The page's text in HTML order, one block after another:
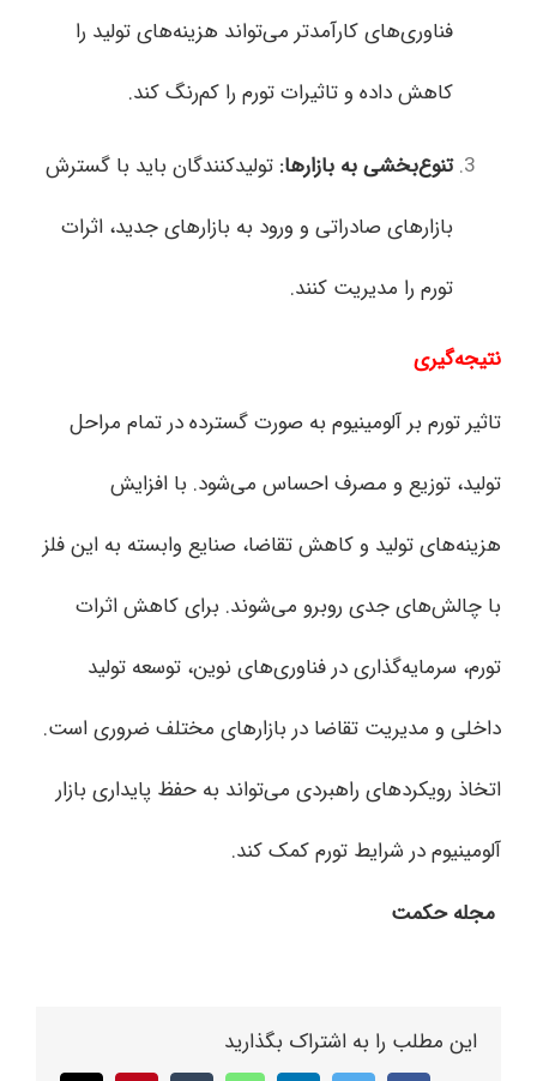
فناوری‌های کارآمدتر می‌تواند هزینه‌های تولید را
کاهش داده و تاثیرات تورم را کم‌رنگ کند.
تنوع‌بخشی به بازارها: تولیدکنندگان باید با گسترش
بازارهای صادراتی و ورود به بازارهای جدید، اثرات
تورم را مدیریت کنند.
نتیجه‌گیری
تاثیر تورم بر آلومینیوم به صورت گسترده در تمام مراحل
تولید، توزیع و مصرف احساس می‌شود. با افزایش
هزینه‌های تولید و کاهش تقاضا، صنایع وابسته به این فلز
با چالش‌های جدی روبرو می‌شوند. برای کاهش اثرات
تورم، سرمایه‌گذاری در فناوری‌های نوین، توسعه تولید
داخلی و مدیریت تقاضا در بازارهای مختلف ضروری است.
اتخاذ رویکردهای راهبردی می‌تواند به حفظ پایداری بازار
آلومینیوم در شرایط تورم کمک کند.
مجله حکمت
این مطلب را به اشتراک بگذارید